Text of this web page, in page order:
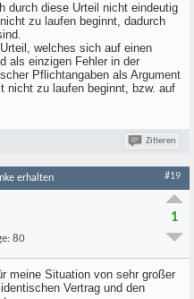
durch diese Urteil nicht eindeutig
zu laufen beginnt, dadurch
welches sich auf einen
als einzigen Fehler in der
Pflichtangaben als Argument
nicht zu laufen beginnt, bzw. auf
Zitieren
erhalten #19
80
1
meine Situation von sehr großer
Vertrag und den